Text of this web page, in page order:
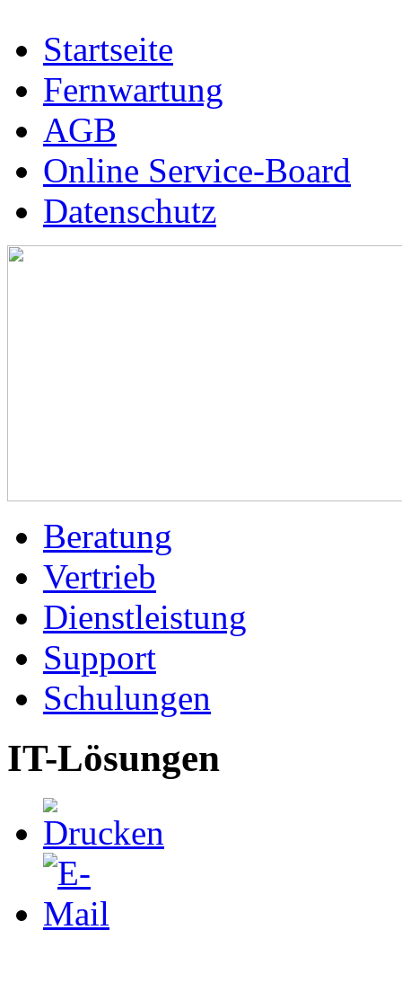
Startseite
Fernwartung
AGB
Online Service-Board
Datenschutz
Beratung
Vertrieb
Dienstleistung
Support
Schulungen
IT-Lösungen